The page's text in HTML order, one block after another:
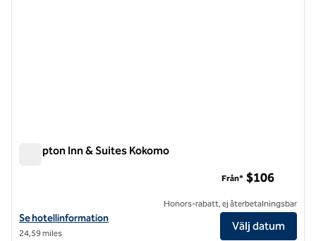
Hampton Inn & Suites Kokomo
Visa hotelldetaljer för Hampton Inn & Suites Kokomo
Se hotellinformation
24,59 miles
Från* $106
Honors-rabatt, ej återbetalningsbar
Välj datum